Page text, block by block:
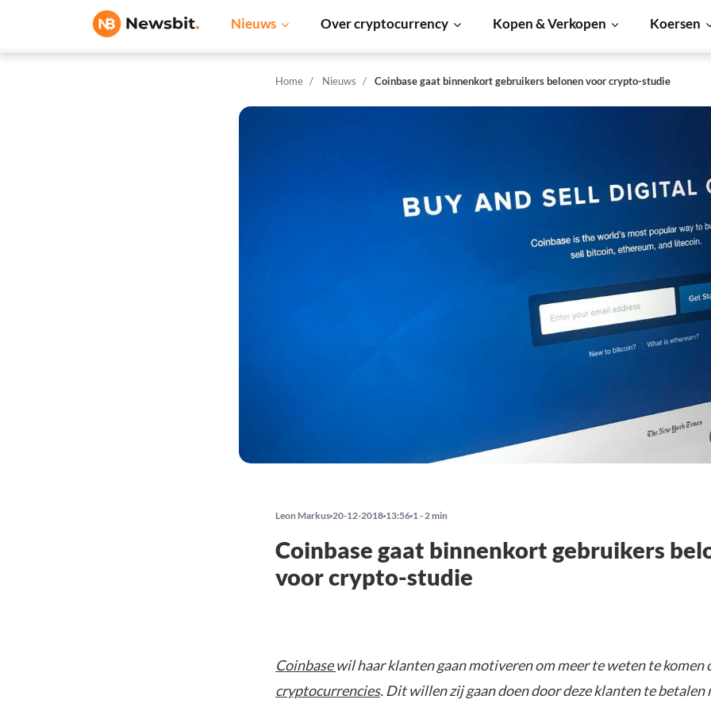
Nieuws Over cryptocurrency Kopen & Verkopen Koersen
Home Nieuws Coinbase gaat binnenkort gebruikers belonen voor crypto-studie
Leon Markus 20-12-2018 13:56 1 - 2 min
Coinbase gaat binnenkort gebruikers
voor crypto-studie
Coinbasewil haar klanten gaan motiveren om meer te weten te komen
cryptocurrencies. Dit willen zij gaan doen door deze klanten te betalen